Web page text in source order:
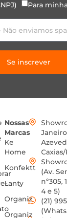
Para
Se inscrever
Nossas
Marcas
Ke
Home
Konfektt
Lanty
Organiz
Organiz
Caxias/
(Av.
nº305,
4 e 5)
(21)